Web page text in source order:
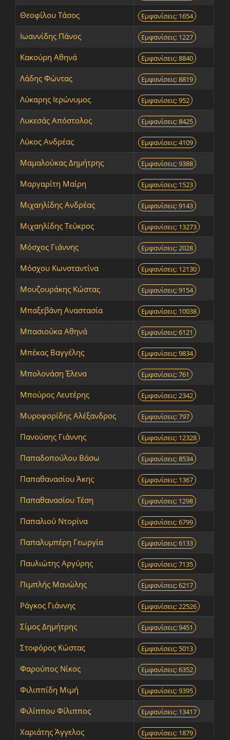
Θεοφίλου Τάσος Εμφανίσεις: 1654
Ιωαννίδης Πάνος Εμφανίσεις: 1227
Κακούρη Αθηνά Εμφανίσεις: 8840
Λάδης Φώντας Εμφανίσεις: 8819
Λύκαρης Ιερώνυμος Εμφανίσεις: 952
Λυκεσάς Απόστολος Εμφανίσεις: 8425
Λύκος Ανδρέας Εμφανίσεις: 4109
Μαμαλούκας Δημήτρης Εμφανίσεις: 9388
Μαργαρίτη Μαίρη Εμφανίσεις: 1523
Μιχαηλίδης Aνδρέας Εμφανίσεις: 9143
Μιχαηλίδης Τεύκρος Εμφανίσεις: 13273
Μόσχος Γιάννης Εμφανίσεις: 2028
Μόσχου Κωνσταντίνα Εμφανίσεις: 12130
Μουζουράκης Κώστας Εμφανίσεις: 9154
Μπαξεβάνη Αναστασία Εμφανίσεις: 10038
Μπασιούκα Αθηνά Εμφανίσεις: 6121
Μπέκας Βαγγέλης Εμφανίσεις: 9834
Μπολονάση Έλενα Εμφανίσεις: 761
Μπούρος Λευτέρης Εμφανίσεις: 2342
Μυροφορίδης Αλέξανδρος Εμφανίσεις: 797
Πανούσης Γιάννης Εμφανίσεις: 12328
Παπαδοπούλου Βάσω Εμφανίσεις: 8534
Παπαθανασίου Άκης Εμφανίσεις: 1367
Παπαθανασίου Τέση Εμφανίσεις: 1298
Παπαλιού Ντορίνα Εμφανίσεις: 6799
Παπαλυμπέρη Γεωργία Εμφανίσεις: 6133
Παυλιώτης Αργύρης Εμφανίσεις: 7135
Πιμπλής Μανώλης Εμφανίσεις: 6217
Ράγκος Γιάννης Εμφανίσεις: 22526
Σίμος Δημήτρης Εμφανίσεις: 9451
Στοφόρος Κώστας Εμφανίσεις: 5013
Φαρούπος Νίκος Εμφανίσεις: 6352
Φιλιππίδη Μιμή Εμφανίσεις: 9395
Φιλίππου Φίλιππος Εμφανίσεις: 13417
Χαριάτης Άγγελος Εμφανίσεις: 1879